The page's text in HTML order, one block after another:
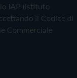
IAP (Istituto
il Codice di
Commerciale